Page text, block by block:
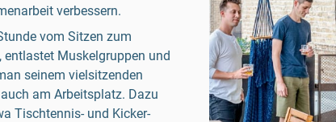
verbessern.
vom Sitzen zum
entlastet Muskelgruppen und
seinem vielsitzenden
am Arbeitsplatz. Dazu
Tischtennis- und Kicker-